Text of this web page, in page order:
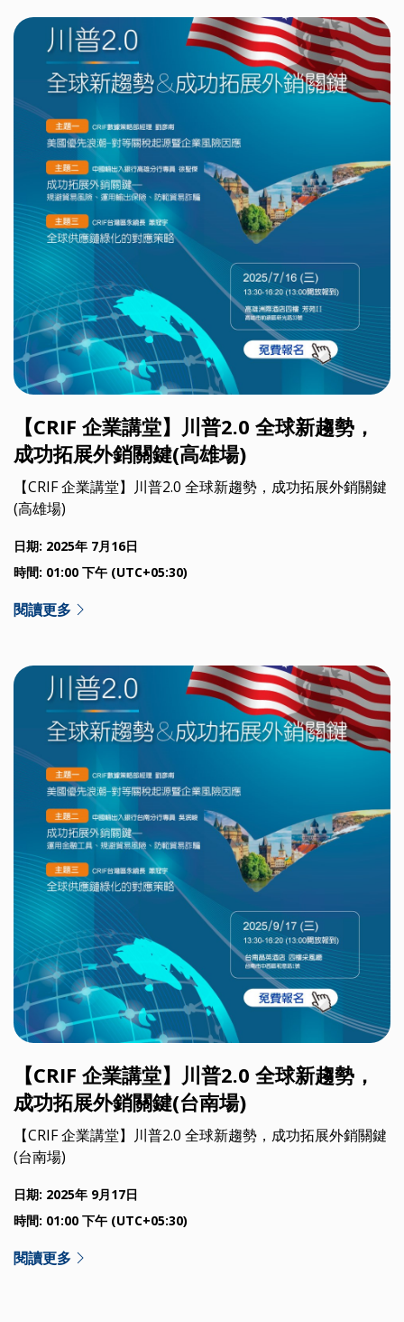
【CRIF 企業講堂】川普2.0 全球新趨勢，
成功拓展外銷關鍵(高雄場)
【CRIF 企業講堂】川普2.0 全球新趨勢，成功拓展外銷關鍵
(高雄場)
日期: 2025年 7月16日
時間: 01:00 下午 (UTC+05:30)
閱讀更多
【CRIF 企業講堂】川普2.0 全球新趨勢，
成功拓展外銷關鍵(台南場)
【CRIF 企業講堂】川普2.0 全球新趨勢，成功拓展外銷關鍵
(台南場)
日期: 2025年 9月17日
時間: 01:00 下午 (UTC+05:30)
閱讀更多